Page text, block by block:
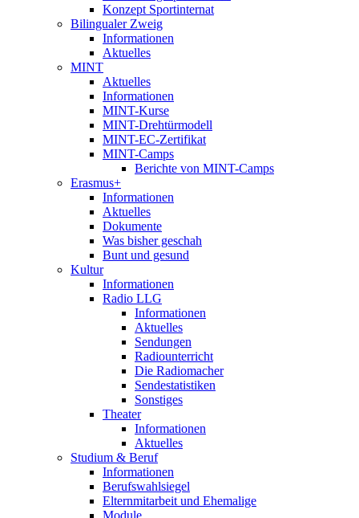
Konzept Sportinternat
Bilingualer Zweig
Informationen
Aktuelles
MINT
Aktuelles
Informationen
MINT-Kurse
MINT-Drehtürmodell
MINT-EC-Zertifikat
MINT-Camps
Berichte von MINT-Camps
Erasmus+
Informationen
Aktuelles
Dokumente
Was bisher geschah
Bunt und gesund
Kultur
Informationen
Radio LLG
Informationen
Aktuelles
Sendungen
Radiounterricht
Die Radiomacher
Sendestatistiken
Sonstiges
Theater
Informationen
Aktuelles
Studium & Beruf
Informationen
Berufswahlsiegel
Elternmitarbeit und Ehemalige
Module